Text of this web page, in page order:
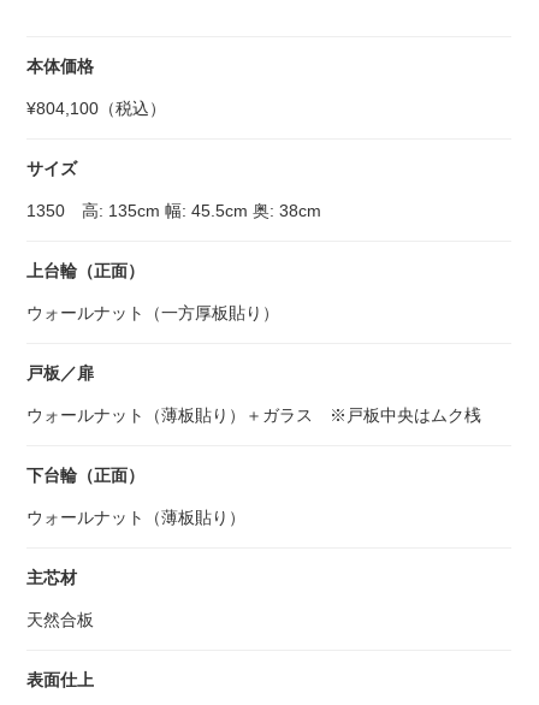
本体価格
¥804,100（税込）
サイズ
1350 高: 135cm 幅: 45.5cm 奥: 38cm
上台輪（正面）
ウォールナット（一方厚板貼り）
戸板／扉
ウォールナット（薄板貼り）＋ガラス ※戸板中央はムク桟
下台輪（正面）
ウォールナット（薄板貼り）
主芯材
天然合板
表面仕上